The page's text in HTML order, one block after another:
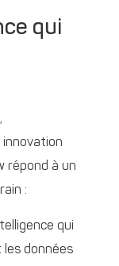
qui
répond à un
:
qui
les données